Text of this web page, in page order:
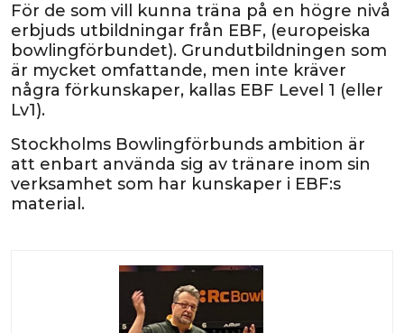
För de som vill kunna träna på en högre nivå
erbjuds utbildningar från EBF, (europeiska
bowlingförbundet). Grundutbildningen som
är mycket omfattande, men inte kräver
några förkunskaper, kallas EBF Level 1 (eller
Lv1).
Stockholms Bowlingförbunds ambition är
att enbart använda sig av tränare inom sin
verksamhet som har kunskaper i EBF:s
material.